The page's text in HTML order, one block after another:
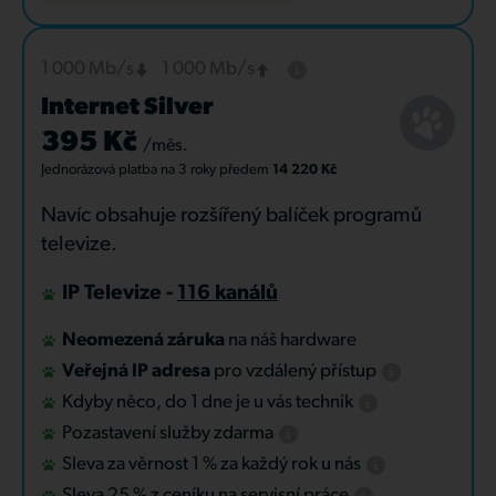
Internet Silver
395 Kč /měs.
Jednorázová platba na 3 roky předem 14 220 Kč
Navíc obsahuje rozšířený balíček programů
televize.
IP Televize - 116 kanálů
Neomezená záruka na náš hardware
Veřejná IP adresa pro vzdálený přístup
Kdyby něco, do 1 dne je u vás technik
Pozastavení služby zdarma
Sleva za věrnost 1 % za každý rok u nás